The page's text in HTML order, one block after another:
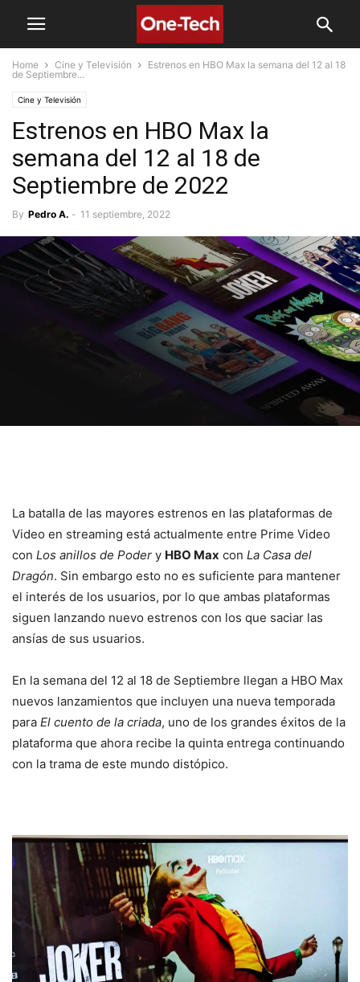
Home Cine y Televisión
Estrenos en HBO Max la semana del 12 al 18
de Septiembre...
Cine y Televisión
Estrenos en HBO Max la
semana del 12 al 18 de
Septiembre de 2022
By Pedro A. - 11 septiembre, 2022
La batalla de las mayores estrenos en las plataformas de
Video en streaming está actualmente entre Prime Video
con Los anillos de Poder y HBO Max con La Casa del
Dragón. Sin embargo esto no es suficiente para mantener
el interés de los usuarios, por lo que ambas plataformas
siguen lanzando nuevo estrenos con los que saciar las
ansías de sus usuarios.
En la semana del 12 al 18 de Septiembre llegan a HBO Max
nuevos lanzamientos que incluyen una nueva temporada
para El cuento de la criada, uno de los grandes éxitos de la
plataforma que ahora recibe la quinta entrega continuando
con la trama de este mundo distópico.